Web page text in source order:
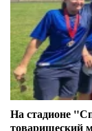
На стадионе
товарищеский